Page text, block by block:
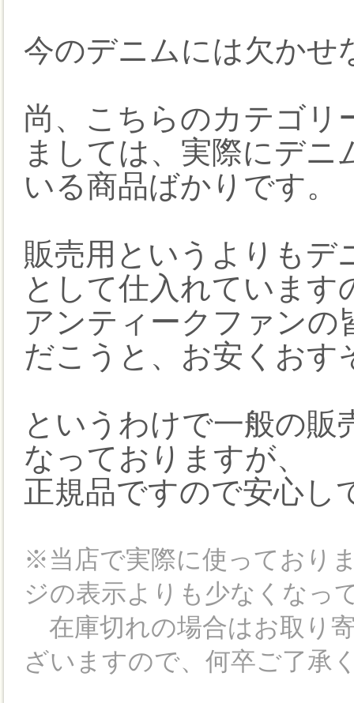
今のデニムには欠かせ
尚、こちらのカテゴリ
ましては、実際にデ
いる商品ばかりです。
販売用というよりもデ
として仕入れています
アンティークファンの
だこうと、お安くおす
というわけで一般の販
なっておりますが、
正規品ですので安心し
※当店で実際に使っており
ジの表示よりも少なくなっ
在庫切れの場合はお取り
ざいますので、何卒ご了承